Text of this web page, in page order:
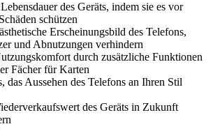
des Geräts, indem sie es vor
schützen
Erscheinungsbild des Telefons,
und Abnutzungen verhindern
durch zusätzliche Funktionen
Fächer für Karten
das Aussehen des Telefons an Ihren Stil
des Geräts in Zukunft